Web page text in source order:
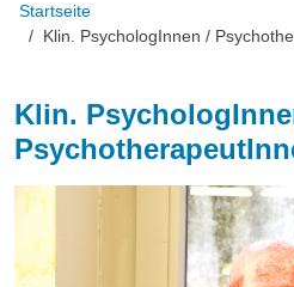
Startseite
Klin. PsychologInnen /
Klin.